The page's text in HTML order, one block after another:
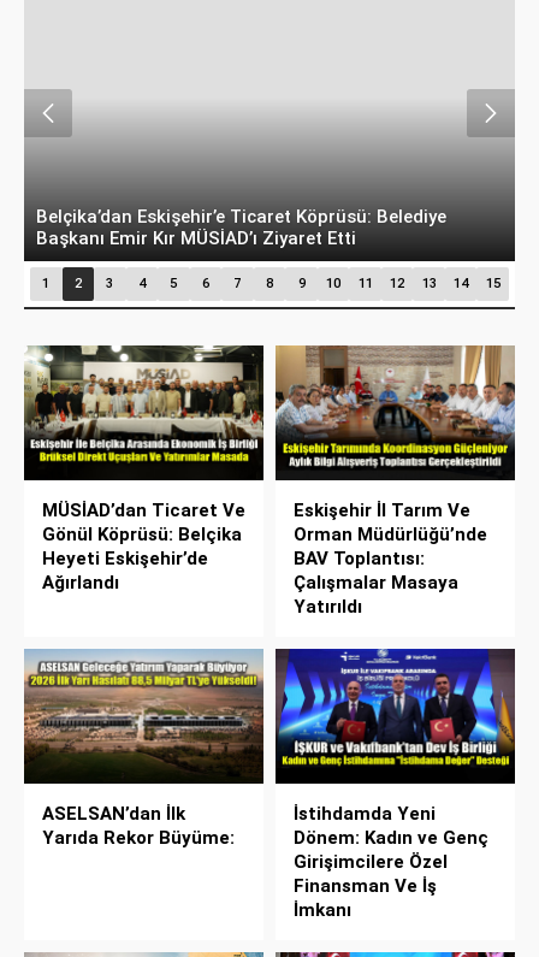
Belçika’dan Eskişehir’e Ticaret Köprüsü: Belediye
Başkanı Emir Kır MÜSİAD’ı Ziyaret Etti
1 2 3 4 5 6 7 8 9 10 11 12 13 14 15
MÜSİAD’dan Ticaret Ve
Gönül Köprüsü: Belçika
Heyeti Eskişehir’de
Ağırlandı
Eskişehir İl Tarım Ve
Orman Müdürlüğü’nde
BAV Toplantısı:
Çalışmalar Masaya
Yatırıldı
ASELSAN’dan İlk
Yarıda Rekor Büyüme:
İstihdamda Yeni
Dönem: Kadın ve Genç
Girişimcilere Özel
Finansman Ve İş
İmkanı